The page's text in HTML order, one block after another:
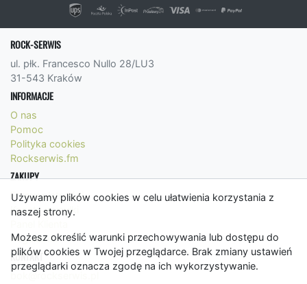
Używamy plików cookies w celu ułatwienia korzystania z
naszej strony.
Możesz określić warunki przechowywania lub dostępu do
plików cookies w Twojej przeglądarce. Brak zmiany ustawień
przeglądarki oznacza zgodę na ich wykorzystywanie.
ROCK-SERWIS
ul. płk. Francesco Nullo 28/LU3
31-543 Kraków
INFORMACJE
O nas
Pomoc
Polityka cookies
Rockserwis.fm
ZAKUPY
Formy płatności
Koszty wysyłki
Regulamin
KONTAKT
bok@rockserwis.pl